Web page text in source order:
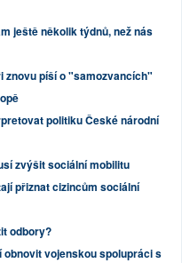
ještě několik týdnů, než nás
znovu píší o "samozvancích"
politiku České národní
zvýšit sociální mobilitu
přiznat cizincům sociální
odbory?
vojenskou spolupráci s